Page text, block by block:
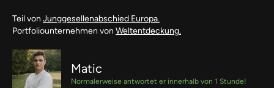
Teil von Junggesellenabschied Europa.
Portfoliounternehmen von Weltentdeckung.
Matic
Normalerweise antwortet er innerhalb von 1 Stunde!